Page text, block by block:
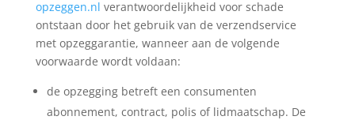
opzeggen.nl verantwoordelijkheid voor schade
ontstaan door het gebruik van de verzendservice
met opzeggarantie, wanneer aan de volgende
voorwaarde wordt voldaan:
de opzegging betreft een consumenten
abonnement, contract, polis of lidmaatschap. De